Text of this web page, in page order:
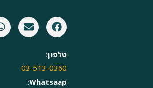
טלפון:
03-513-0360
Whatsaap: